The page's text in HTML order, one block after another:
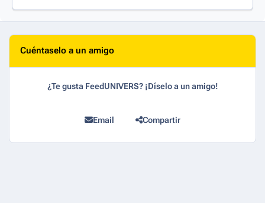
Cuéntaselo a un amigo
¿Te gusta FeedUNIVERS? ¡Díselo a un amigo!
Email Compartir